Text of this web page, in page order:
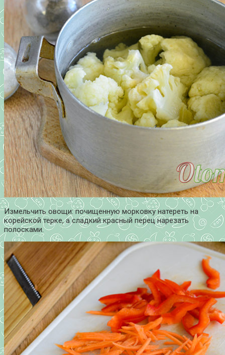
Измельчить овощи: почищенную морковку натереть на
корейской терке, а сладкий красный перец нарезать
полосками.